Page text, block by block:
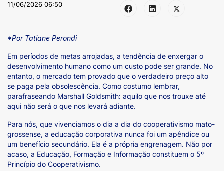
11/06/2026 06:50
*Por Tatiane Perondi
Em períodos de metas arrojadas, a tendência de enxergar o
desenvolvimento humano como um custo pode ser grande. No
entanto, o mercado tem provado que o verdadeiro preço alto
se paga pela obsolescência. Como costumo lembrar,
parafraseando Marshall Goldsmith: aquilo que nos trouxe até
aqui não será o que nos levará adiante.
Para nós, que vivenciamos o dia a dia do cooperativismo mato-
grossense, a educação corporativa nunca foi um apêndice ou
um benefício secundário. Ela é a própria engrenagem. Não por
acaso, a Educação, Formação e Informação constituem o 5º
Princípio do Cooperativismo.